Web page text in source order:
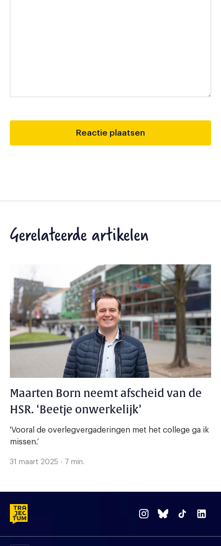
Gerelateerde artikelen
Maarten Born neemt afscheid van de
HSR. ‘Beetje onwerkelijk’
'Vooral de overlegvergaderingen met het college ga ik
missen.’
31 maart 2025 - 7 min.